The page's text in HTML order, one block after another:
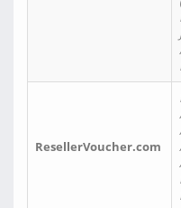
ResellerVoucher.com